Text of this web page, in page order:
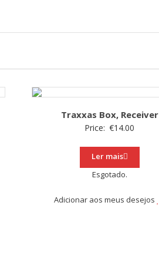
Traxxas Box, Receiver
Price: €14.00
Ler mais
Esgotado.
Adicionar aos meus desejos